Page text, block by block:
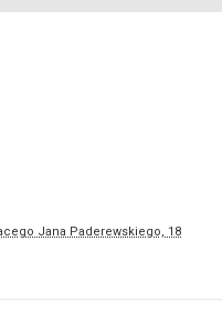
Jana Paderewskiego, 18